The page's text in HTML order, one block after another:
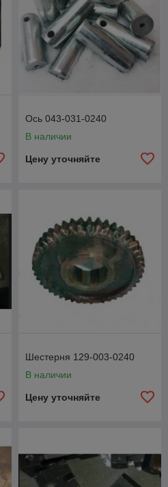
Ось 043-031-0240
В наличии
Цену уточняйте
Шестерня 129-003-0240
В наличии
Цену уточняйте